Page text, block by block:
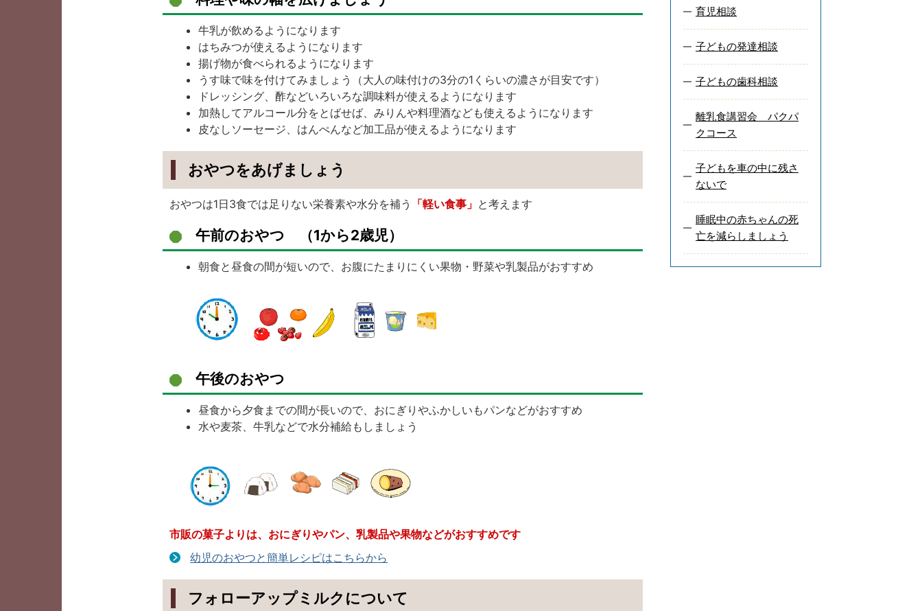
牛乳が飲めるようになります
はちみつが使えるようになります
揚げ物が食べられるようになります
うす味で味を付けてみましょう（大人の味付けの3分の1くらいの濃さが目安です）
ドレッシング、酢などいろいろな調味料が使えるようになります
加熱してアルコール分をとばせば、みりんや料理酒なども使えるようになります
皮なしソーセージ、はんぺんなど加工品が使えるようになります
おやつをあげましょう
おやつは1日3食では足りない栄養素や水分を補う 「軽い食事」 と考えます
午前のおやつ （1から2歳児）
朝食と昼食の間が短いので、お腹にたまりにくい果物・野菜や乳製品がおすすめ
午後のおやつ
昼食から夕食までの間が長いので、おにぎりやふかしいもパンなどがおすすめ
水や麦茶、牛乳などで水分補給もしましょう
市販の菓子よりは、おにぎりやパン、乳製品や果物などがおすすめです
幼児のおやつと簡単レシピはこちらから
フォローアップミルクについて
育児相談
子どもの発達相談
子どもの歯科相談
離乳食講習会 パクパ
クコース
子どもを車の中に残さ
ないで
睡眠中の赤ちゃんの死
亡を減らしましょう